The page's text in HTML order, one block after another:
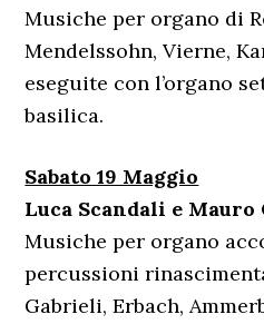
Musiche per organo di
Mendelssohn, Vierne,
eseguite con l’organo
basilica.
Sabato 19 Maggio
Luca Scandali e
Musiche per organo
percussioni
Gabrieli, Erbach,